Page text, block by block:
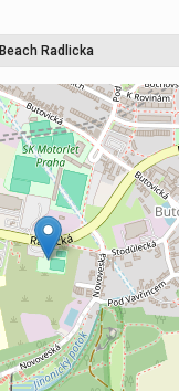
Beach Radlicka